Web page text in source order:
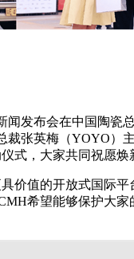
闻发布会在中国陶
裁张英梅（YOYO
式，大家共同祝愿
价值的开放式国际
希望能够保护大